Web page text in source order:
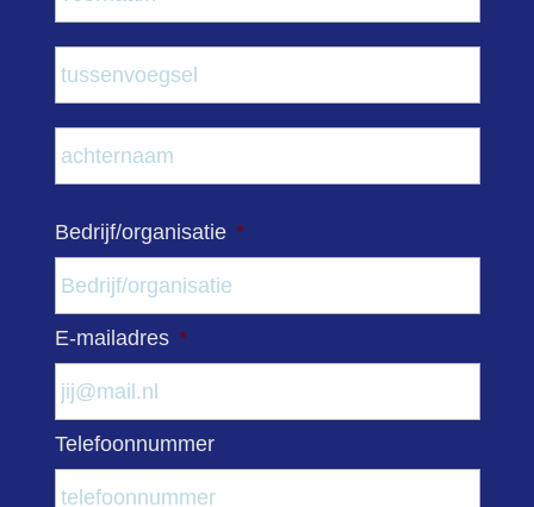
Bedrijf/organisatie *
E-mailadres *
Telefoonnummer